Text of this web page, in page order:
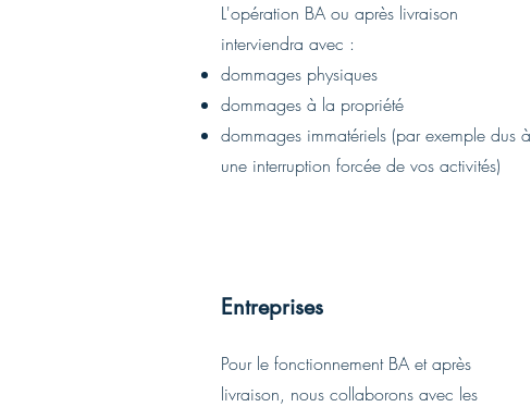
L'opération BA ou après livraison
interviendra avec :
dommages physiques
dommages à la propriété
dommages immatériels (par exemple dus à
une interruption forcée de vos activités)
Entreprises
Pour le fonctionnement BA et après
livraison, nous collaborons avec les